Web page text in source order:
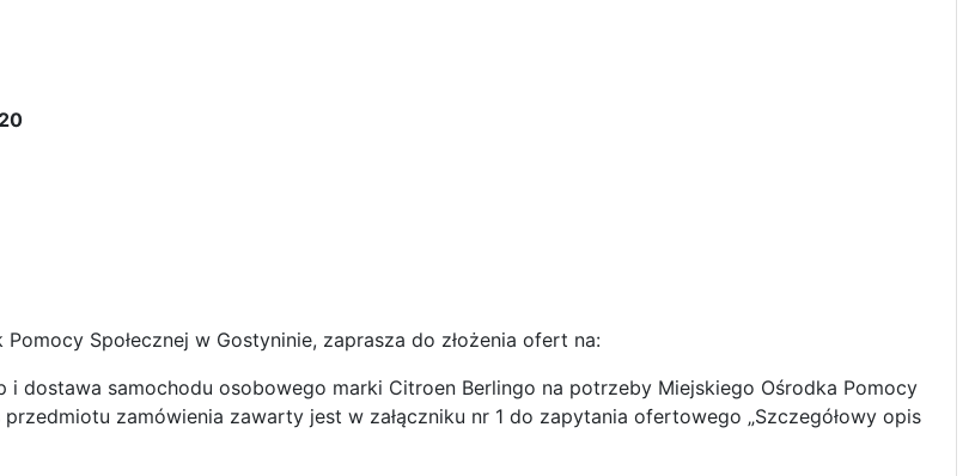
Pomocy Społecznej w Gostyninie, zaprasza do złożenia ofert na:
i dostawa samochodu osobowego marki Citroen Berlingo na potrzeby Miejskiego Ośrodka Pomocy
przedmiotu zamówienia zawarty jest w załączniku nr 1 do zapytania ofertowego „Szczegółowy opis